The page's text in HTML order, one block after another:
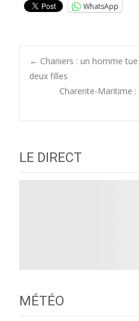
WhatsApp
Post
← Chaniers : un homme
deux filles
Charente-Maritime
LE DIRECT
MÉTÉO